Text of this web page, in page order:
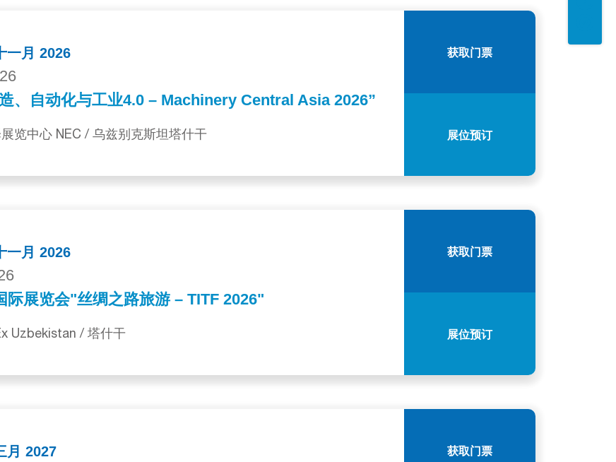
一月 2026
、自动化与工业4.0 – Machinery Central Asia 2026”
览中心 NEC / 乌兹别克斯坦塔什干
获取门票
展位预订
一月 2026
际展览会"丝绸之路旅游 – TITF 2026"
Uzbekistan / 塔什干
获取门票
展位预订
月 2027 获取门票